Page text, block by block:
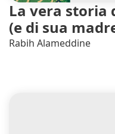
La vera storia
(e di sua
Rabih Alameddine